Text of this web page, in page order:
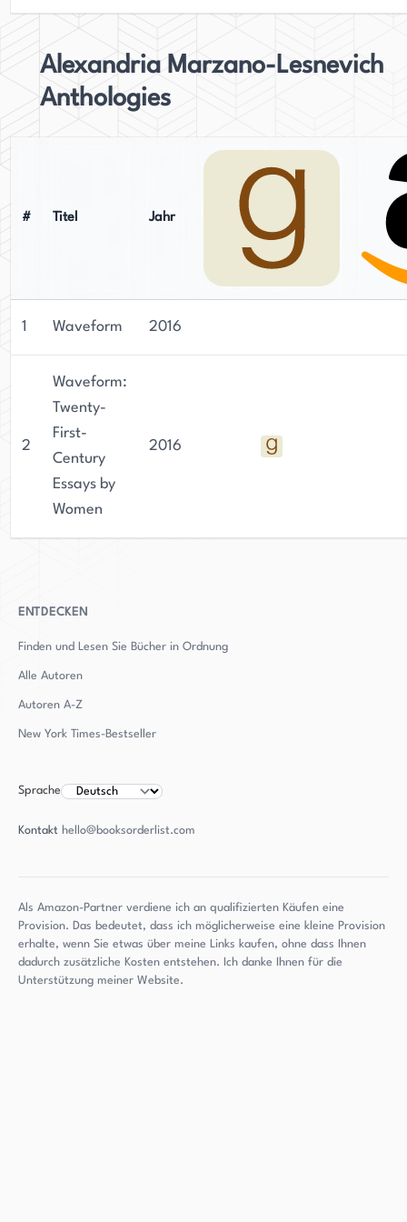
Award. Derzeit lebt sie in Boston, wo sie bei Grub
Street und der Harvard Kennedy School of
Marzano-Lesnevich hat bei Leser*innen und
erzielt und ihre Beiträge zur Literaturwelt werden
Alexandria Marzano-Lesnevich
Anthologies
# Titel Jahr
1 Waveform 2016
2
Waveform:
Twenty-
First-
Century
Essays by
Women
2016
ENTDECKEN
Finden und Lesen Sie Bücher in Ordnung
Alle Autoren
Autoren A-Z
New York Times-Bestseller
Sprache
Kontakt hello@booksorderlist.com
Als Amazon-Partner verdiene ich an qualifizierten Käufen eine
Provision. Das bedeutet, dass ich möglicherweise eine kleine Provision
erhalte, wenn Sie etwas über meine Links kaufen, ohne dass Ihnen
dadurch zusätzliche Kosten entstehen. Ich danke Ihnen für die
Unterstützung meiner Website.